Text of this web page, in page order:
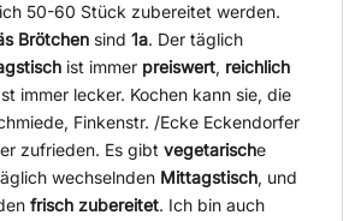
50-60 Stück zubereitet werden.
Brötchen sind 1a. Der täglich
ist immer preiswert, reichlich
immer lecker. Kochen kann sie, die
Finkenstr. /Ecke Eckendorfer
zufrieden. Es gibt vegetarische
wechselnden Mittagstisch, und
frisch zubereitet. Ich bin auch